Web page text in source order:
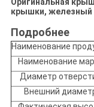
Оригинальная
крышки, железный
Подробнее
Наименование
Наименование
Диаметр
Внешний